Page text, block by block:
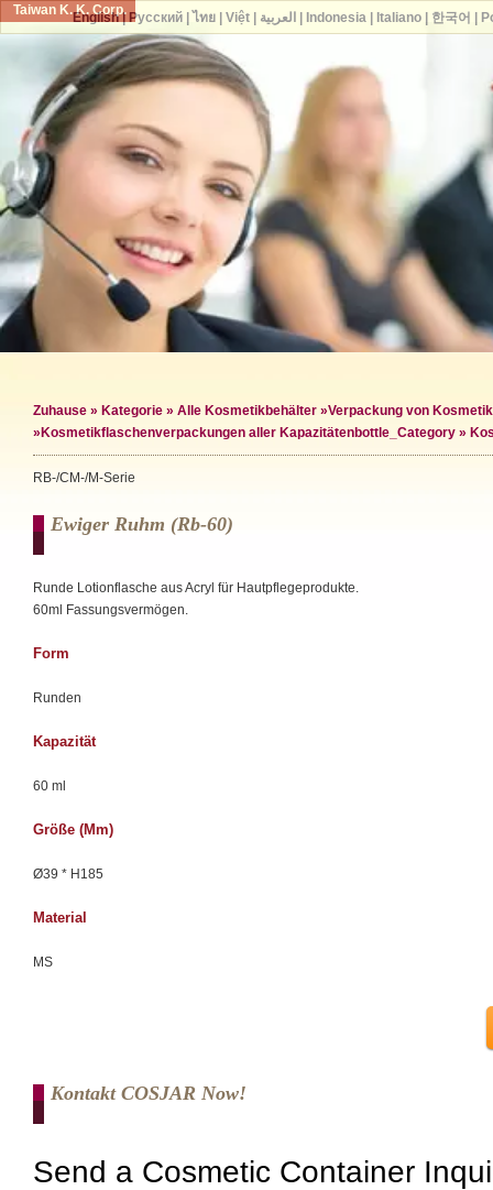
Taiwan K. K. Corp.
Zuhause » Kategorie » Alle Kosmetikbehälter »Verpackung von
» Kosmetikflaschenverpackungen aller Kapazitätenbottle_Category »
RB-/CM-/M-Serie
Ewiger Ruhm (rb-60)
Runde Lotionflasche aus Acryl für Hautpflegeprodukte.
60ml Fassungsvermögen.
Form
Runden
Kapazität
60 ml
Größe (mm)
Ø39 * H185
Material
MS
Kontakt COSJAR Now!
English| Русский| ไทย| Việt| العربية Indonesia| Italiano| 한국어